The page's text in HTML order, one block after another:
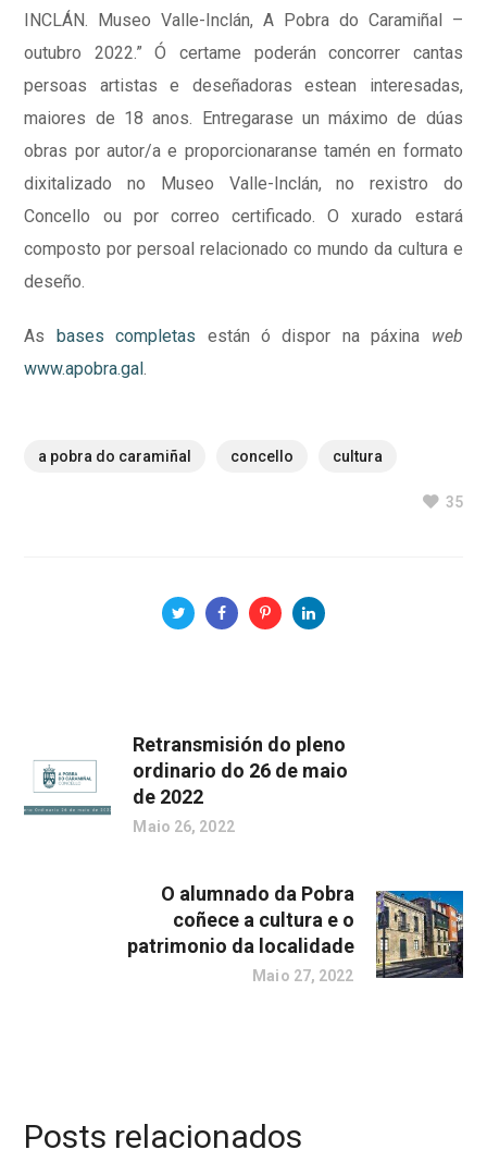
INCLÁN. Museo Valle-Inclán, A Pobra do Caramiñal –
outubro 2022.” Ó certame poderán concorrer cantas
persoas artistas e deseñadoras estean interesadas,
maiores de 18 anos. Entregarase un máximo de dúas
obras por autor/a e proporcionaranse tamén en formato
dixitalizado no Museo Valle-Inclán, no rexistro do
Concello ou por correo certificado. O xurado estará
composto por persoal relacionado co mundo da cultura e
deseño.
As bases completas están ó dispor na páxina web
www.apobra.gal.
a pobra do caramiñal concello cultura
35
Retransmisión do pleno
ordinario do 26 de maio
de 2022
Maio 26, 2022
O alumnado da Pobra
coñece a cultura e o
patrimonio da localidade
Maio 27, 2022
Posts relacionados